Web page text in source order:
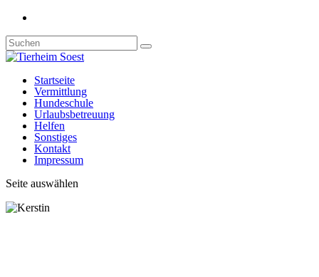
Startseite
Vermittlung
Hundeschule
Urlaubsbetreuung
Helfen
Sonstiges
Kontakt
Impressum
Seite auswählen